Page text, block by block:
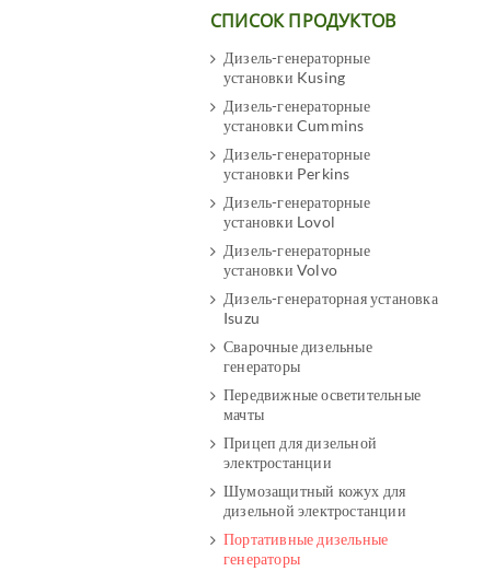
СПИСОК ПРОДУКТОВ
Дизель-генераторные
установки Kusing
Дизель-генераторные
установки Cummins
Дизель-генераторные
установки Perkins
Дизель-генераторные
установки Lovol
Дизель-генераторные
установки Volvo
Дизель-генераторная установка
Isuzu
Сварочные дизельные
генераторы
Передвижные осветительные
мачты
Прицеп для дизельной
электростанции
Шумозащитный кожух для
дизельной электростанции
Портативные дизельные
генераторы